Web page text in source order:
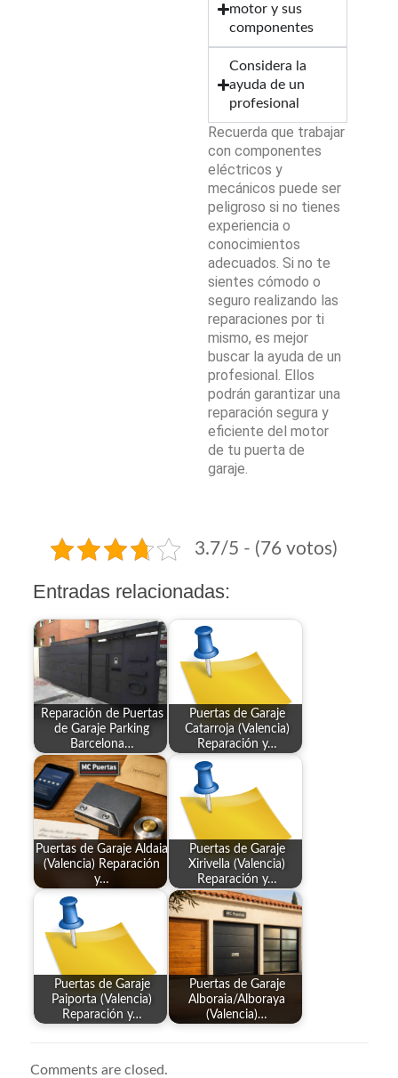
motor y sus
componentes
Considera la
ayuda de un
profesional
Recuerda que trabajar
con componentes
eléctricos y
mecánicos puede ser
peligroso si no tienes
experiencia o
conocimientos
adecuados. Si no te
sientes cómodo o
seguro realizando las
reparaciones por ti
mismo, es mejor
buscar la ayuda de un
profesional. Ellos
podrán garantizar una
reparación segura y
eficiente del motor
de tu puerta de
garaje.
3.7/5 - (76 votos)
Entradas relacionadas:
Reparación de Puertas
de Garaje Parking
Barcelona…
Puertas de Garaje
Catarroja (Valencia)
Reparación y…
Puertas de Garaje Aldaia
(Valencia) Reparación
y…
Puertas de Garaje
Xirivella (Valencia)
Reparación y…
Puertas de Garaje
Paiporta (Valencia)
Reparación y…
Puertas de Garaje
Alboraia/Alboraya
(Valencia)…
Comments are closed.